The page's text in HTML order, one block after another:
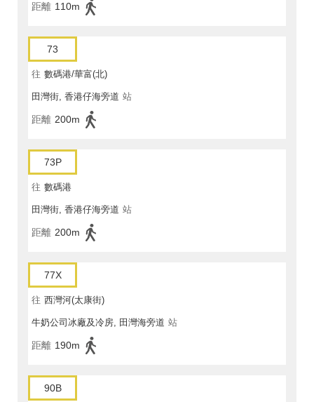
距離 110m
73
往 數碼港/華富(北)
田灣街, 香港仔海旁道 站
距離 200m
73P
往 數碼港
田灣街, 香港仔海旁道 站
距離 200m
77X
往 西灣河(太康街)
牛奶公司冰廠及冷房, 田灣海旁道 站
距離 190m
90B